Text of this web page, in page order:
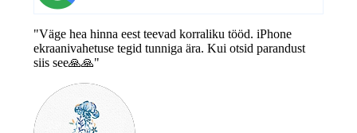
"Väge hea hinna eest teevad korraliku tööd. iPhone
ekraanivahetuse tegid tunniga ära. Kui otsid parandust
siis see🙏🙏"